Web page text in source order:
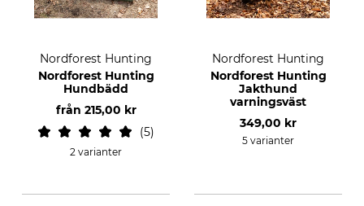
Nordforest Hunting
Nordforest Hunting
Hundbädd
från 215,00 kr
5
2 varianter
Nordforest Hunting
Nordforest Hunting
Jakthund
varningsväst
349,00 kr
5 varianter